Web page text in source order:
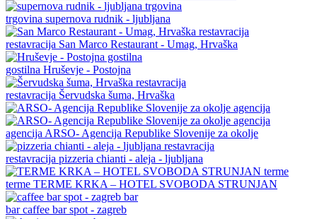
trgovina supernova rudnik - ljubljana
restavracija San Marco Restaurant - Umag, Hrvaška
gostilna Hruševje - Postojna
restavracija Šervudska šuma, Hrvaška
agencija ARSO- Agencija Republike Slovenije za okolje
restavracija pizzeria chianti - aleja - ljubljana
terme TERME KRKA – HOTEL SVOBODA STRUNJAN
barcaffee bar spot - zagreb